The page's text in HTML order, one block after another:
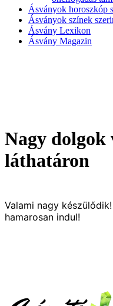
Ásványok horoszkóp
Ásványok színek
Ásvány Lexikon
Ásvány Magazin
Nagy dolgok
láthatáron
Valami nagy
hamarosan indul!